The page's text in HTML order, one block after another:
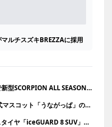
ルチスズキBREZZAに採用
ピレリ・ジャパン、日本市場で新型SCORPION ALL SEASON SF3を発売
豊田合成のRe-S、多治見市公式マスコット「うながっぱ」のトートバッグを発売
横浜ゴム、SUV用スタッドレスタイヤ「iceGUARD 8 SUV」を新発売